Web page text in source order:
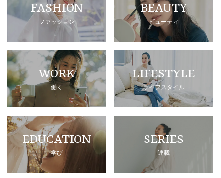
FASHION
ファッション
BEAUTY
ビューティ
WORK
働く
LIFESTYLE
ライフスタイル
EDUCATION
学び
SERIES
連載